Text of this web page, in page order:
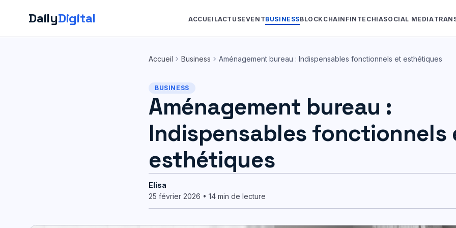
DailyDigital ACCUEILACTUSEVENTBUSINESSBLOCKCHAIN FINTECHIASOCIAL MEDIA
Accueil chevron_right Business chevron_right Aménagement bureau : Indispensables fonctionnels et esthétiques
BUSINESS
Aménagement bureau :
Indispensables fonctionnels
esthétiques
Elisa
25 février 2026 • 14 min de lecture